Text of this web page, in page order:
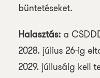
büntetéseket.
Halasztás:a
2028. július 26-ig
2029. júliusáig kell